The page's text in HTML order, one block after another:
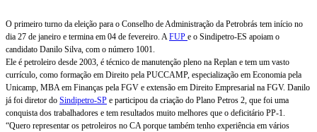
O primeiro turno da eleição para o Conselho de Administração da Petrobrás tem início no
dia 27 de janeiro e termina em 04 de fevereiro. A FUP e o Sindipetro-ES apoiam o
candidato Danilo Silva, com o número 1001.
Ele é petroleiro desde 2003, é técnico de manutenção pleno na Replan e tem um vasto
currículo, como formação em Direito pela PUCCAMP, especialização em Economia pela
Unicamp, MBA em Finanças pela FGV e extensão em Direito Empresarial na FGV. Danilo
já foi diretor do Sindipetro-SP e participou da criação do Plano Petros 2, que foi uma
conquista dos trabalhadores e tem resultados muito melhores que o deficitário PP-1.
“Quero representar os petroleiros no CA porque também tenho experiência em vários